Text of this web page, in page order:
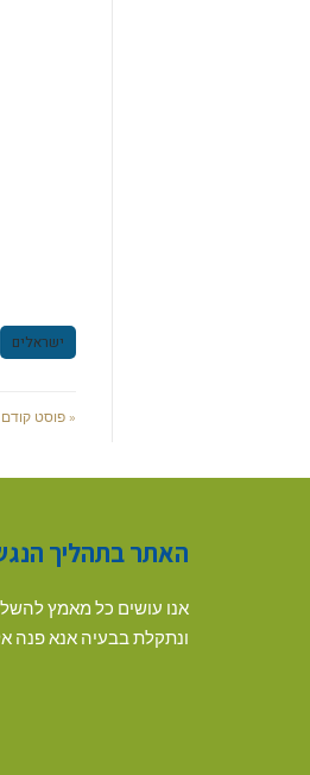
ישראלים
« פוסט קודם
האתר בתהליך
אנו עושים כל מאמץ
ונתקלת בבעיה אנא פנה